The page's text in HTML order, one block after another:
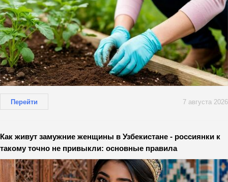
Перейти 7 августа 2026
Как живут замужние женщины в Узбекистане - россиянки к
такому точно не привыкли: основные правила